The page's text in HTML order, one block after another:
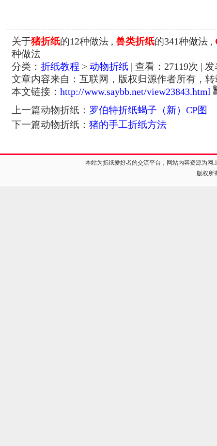
关于猪折纸的12种做法 , 兽类折纸的341种做法 ,
种做法
分类： 折纸教程 > 动物折纸 | 查看： 27119次 | 发
文章内容来自：互联网，版权归源作者所有，
本文链接： http://www.saybb.net/view23843.html
上一篇动物折纸： 罗伯特折纸蝎子（新）CP图
下一篇动物折纸： 猪的手工折纸方法
本站为折纸爱好者的交流平台，网站内容资源为
版权所